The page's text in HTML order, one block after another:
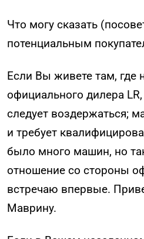
Что могу сказать
потенциальным
Если Вы живете там, где
официального дилера
следует воздержаться;
и требует
было много машин, но
отношение со стороны
встречаю впервые.
Маврину.